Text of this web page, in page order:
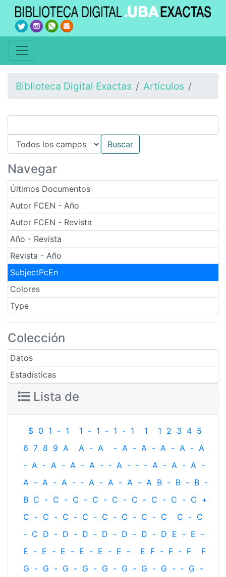
Biblioteca Digital Exactas Artículos
Navegar
Últimos Documentos
Autor FCEN - Año
Autor FCEN - Revista
Año - Revista
Revista - Año
SubjectPcEn
Colores
Type
Colección
Datos
Estadísticas
Lista de
$ 0 1 - 1 1 - 1 - 1 - 1 1 1 2 3 4 5
6 7 8 9 A A - A - A - A - A - A - A
- A - A - A - A - ‐ A - ‐ - A - A - A -
A - A - A - ‐ A - A - A - A B - B - B -
B C - C - C - C - C - C - C - C - C +
C - C - C - C - C - C - C - C C - C
- C D - D - D - D - D - D - D E - E -
E - E - E - E - E - E - E F - F - F
F
G - G - G - G - G - G - G - G - ‐ G -